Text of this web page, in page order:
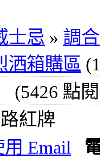
士忌 » 調
洒箱購區
(5426 點
紅牌
用 Email